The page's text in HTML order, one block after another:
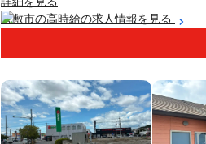
倉敷市の高時給の求人情報を見る